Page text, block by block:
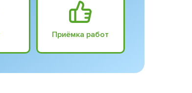
Приёмка работ